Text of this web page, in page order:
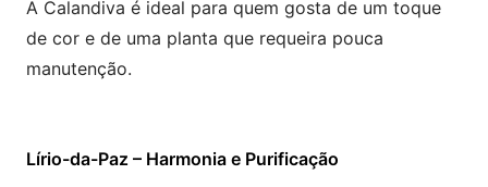
A Calandiva é ideal para quem gosta de um toque
de cor e de uma planta que requeira pouca
manutenção.
Lírio-da-Paz – Harmonia e Purificação